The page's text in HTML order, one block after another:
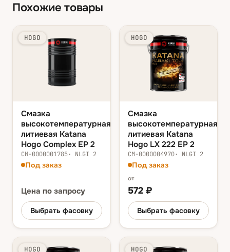
Похожие товары
HOGO
Смазка
высокотемпературная
литиевая Katana
Hogo Complex EP 2
СМ-0000001785· NLGI 2
Под заказ
Цена по запросу
Выбрать фасовку
HOGO
Смазка
высокотемпературная
литиевая Katana
Hogo LX 222 EP 2
СМ-0000004970· NLGI 2
Под заказ
от
572 ₽
Выбрать фасовку
HOGO HOGO